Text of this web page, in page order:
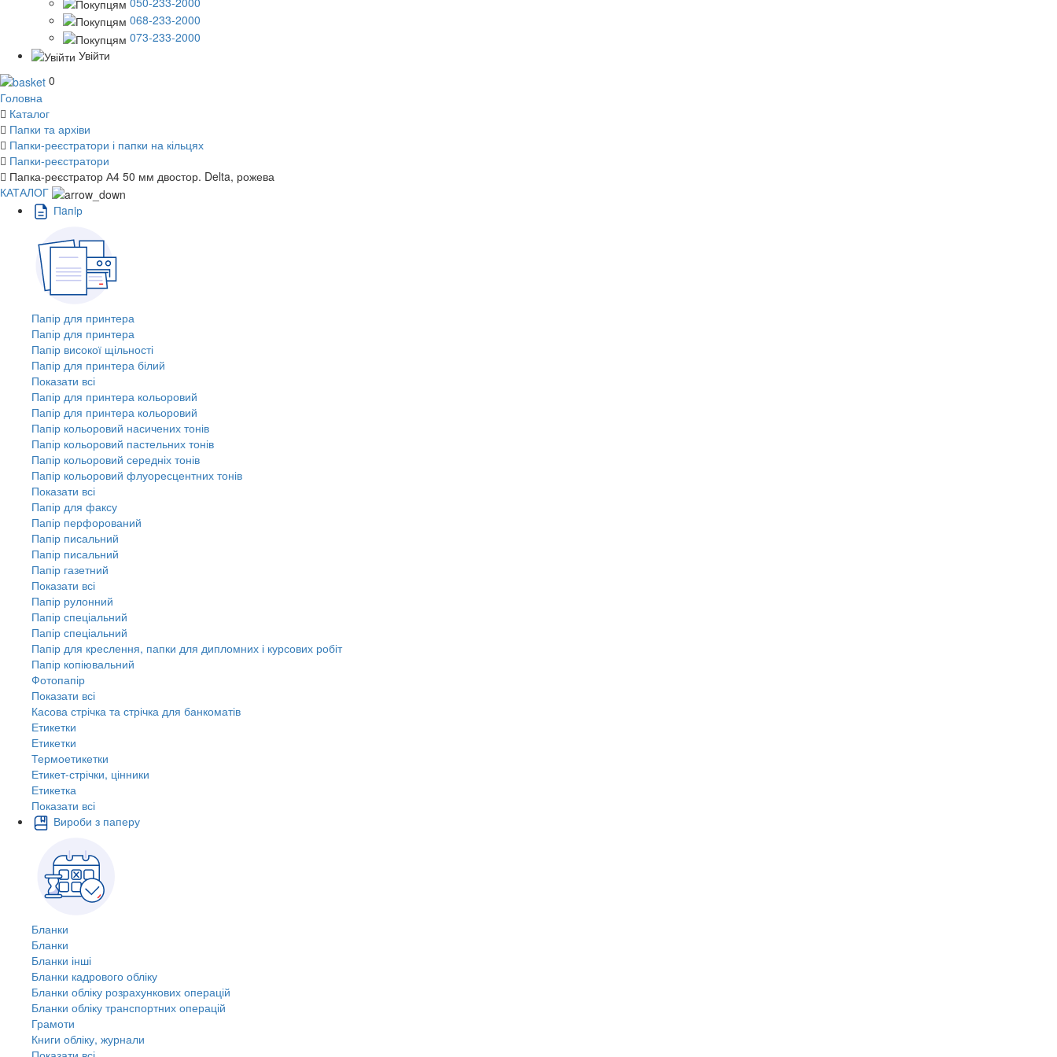
068-233-2000
073-233-2000
Увійти
0
Головна
Каталог
Папки та архіви
Папки-реєстратори і папки на кільцях
Папки-реєстратори
Папка-реєстратор А4 50 мм двостор. Delta, рожева
КАТАЛОГ
Пaпiр
Папір для принтера
Папір для принтера
Папір високої щільності
Папір для принтера білий
Показати всі
Папір для принтера кольоровий
Папір для принтера кольоровий
Папір кольоровий насичених тонів
Папір кольоровий пастельних тонів
Папір кольоровий середніх тонів
Папір кольоровий флуоресцентних тонів
Показати всі
Папір для факсу
Папір перфорований
Папір писальний
Папір писальний
Папір газетний
Показати всі
Папір рулонний
Папір спеціальний
Папір спеціальний
Папір для креслення, папки для дипломних і курсових робіт
Папір копіювальний
Фотопапір
Показати всі
Касова стрічка та стрічка для банкоматів
Етикетки
Етикетки
Термоетикетки
Етикет-стрічки, цінники
Етикетка
Показати всі
Вироби з паперу
Бланки
Бланки
Бланки інші
Бланки кадрового обліку
Бланки обліку розрахункових операцій
Бланки обліку транспортних операцій
Грамоти
Книги обліку, журнали